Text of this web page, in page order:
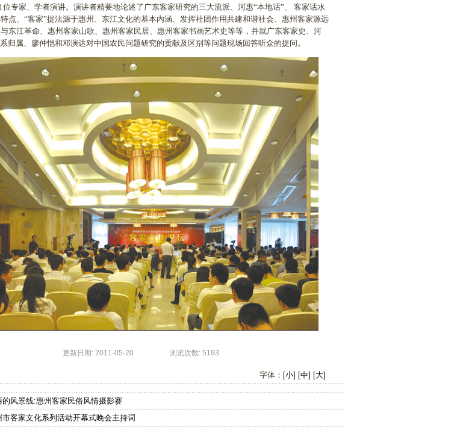
位专家、学者演讲。演讲者精要地论述了广东客家研究的三大流派、河惠“本地话”、 客家话水
点、“客家”提法源于惠州、东江文化的基本内涵、发挥社团作用共建和谐社会、惠州客家源远
东江革命、惠州客家山歌、惠州客家民居、惠州客家书画艺术史等等，并就广东客家史、河
归属、廖仲恺和邓演达对中国农民问题研究的贡献及区别等问题现场回答听众的提问。
更新日期: 2011-05-20 浏览次数: 5193
字体： [小] [中] [大]
的风景线:惠州客家民俗风情摄影赛
市客家文化系列活动开幕式晚会主持词